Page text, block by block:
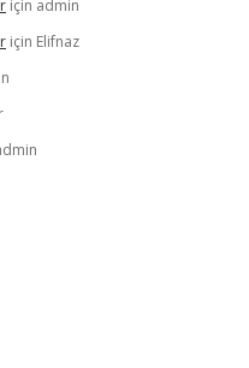
için admin
için Elifnaz